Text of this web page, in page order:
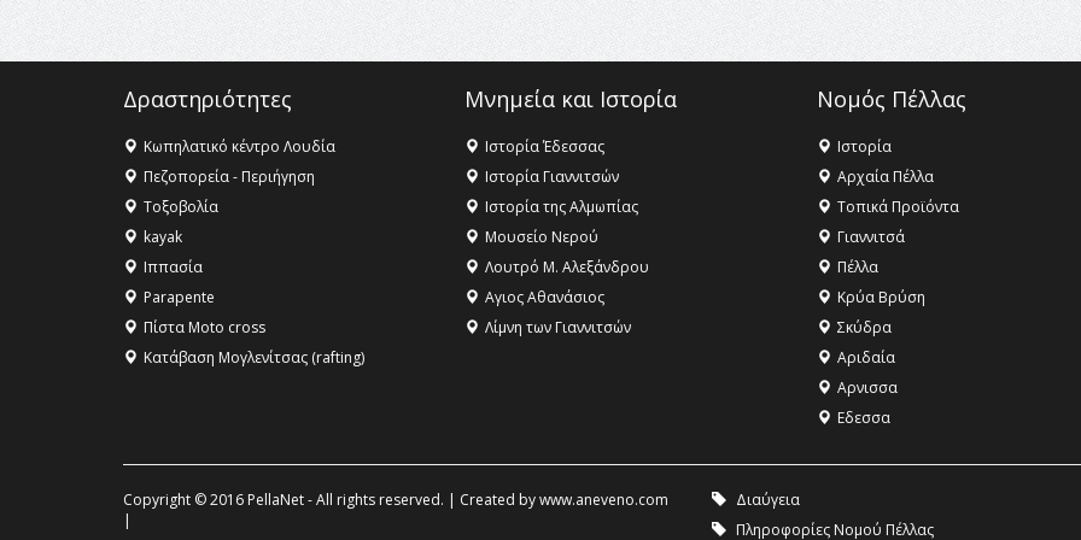
Δραστηριότητες
Κωπηλατικό κέντρο Λουδία
Πεζοπορεία - Περιήγηση
Τοξοβολία
kayak
Ιππασία
Parapente
Πίστα Moto cross
Κατάβαση Μογλενίτσας (rafting)
Μνημεία και Ιστορία
Ιστορία Έδεσσας
Ιστορία Γιαννιτσών
Ιστορία της Αλμωπίας
Μουσείο Νερού
Λουτρό Μ. Αλεξάνδρου
Αγιος Αθανάσιος
Λίμνη των Γιαννιτσών
Νομός Πέλλας
Ιστορία
Αρχαία Πέλλα
Τοπικά Προϊόντα
Γιαννιτσά
Πέλλα
Κρύα Βρύση
Σκύδρα
Αριδαία
Aρνισσα
Eδεσσα
Copyright © 2016 PellaNet - All rights reserved. | Created bywww.aneveno.com
|
Διαύγεια
Πληροφορίες Νομού Πέλλας